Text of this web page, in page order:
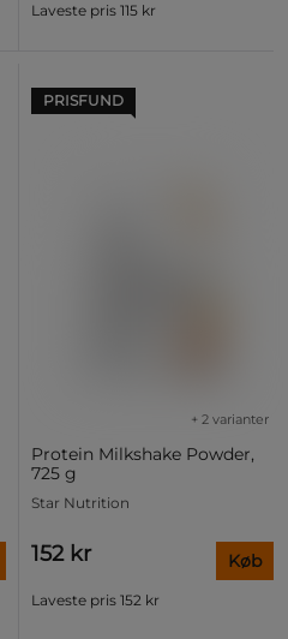
Laveste pris 115 kr
PRISFUND
Protein Milkshake Powder,
725 g
+ 2 varianter
Star Nutrition
152 kr
Laveste pris 152 kr
Køb